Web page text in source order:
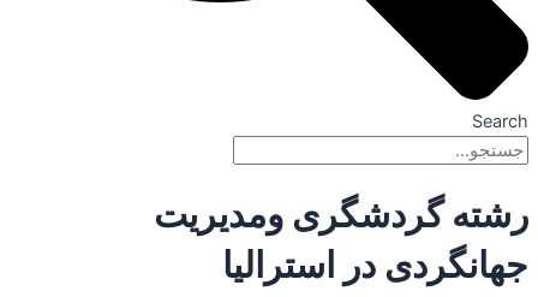
Search
رشته گردشگری ومدیریت
جهانگردی در استرالیا